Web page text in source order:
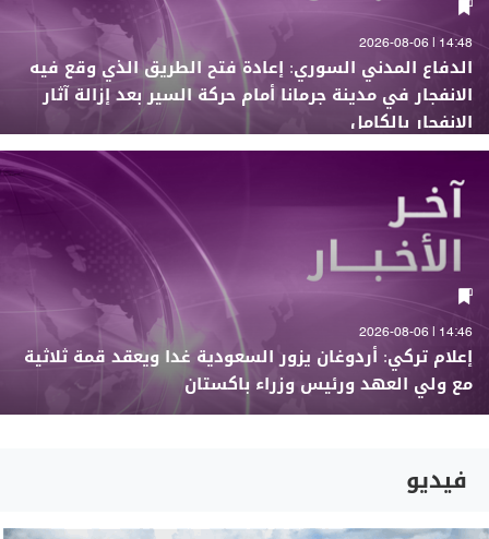
14:48 | 2026-08-06
الدفاع المدني السوري: إعادة فتح الطريق الذي وقع فيه
الانفجار في مدينة جرمانا أمام حركة السير بعد إزالة آثار
الانفجار بالكامل
14:46 | 2026-08-06
إعلام تركي: أردوغان يزور السعودية غدا ويعقد قمة ثلاثية
مع ولي العهد ورئيس وزراء باكستان
فيديو